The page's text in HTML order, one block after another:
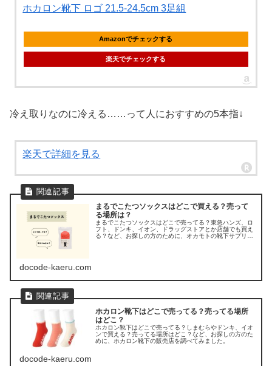
ホカロン靴下 ロゴ 21.5-24.5cm 3足組
Amazonでチェックする
楽天でチェックする
冷え取りなのに冷える……って人におすすめの5本指↓
楽天で詳細を見る
まるでこたつソックスはどこで買える？売って
る場所は？
まるでこたつソックスはどこで売ってる？東急ハンズ、ロ
フト、ドンキ、イオン、ドラッグストアとか店舗でも買え
る？など、お探しの方のために、オカモトの靴下サプリ
docode-kaeru.com
ホカロン靴下はどこで売ってる？売ってる場所
はどこ？
ホカロン靴下はどこで売ってる？しまむらやドンキ、イオ
ンで買える？売ってる場所はどこ？など、お探しの方のた
めに、ホカロン靴下の販売店を調べてみました。
docode-kaeru.com